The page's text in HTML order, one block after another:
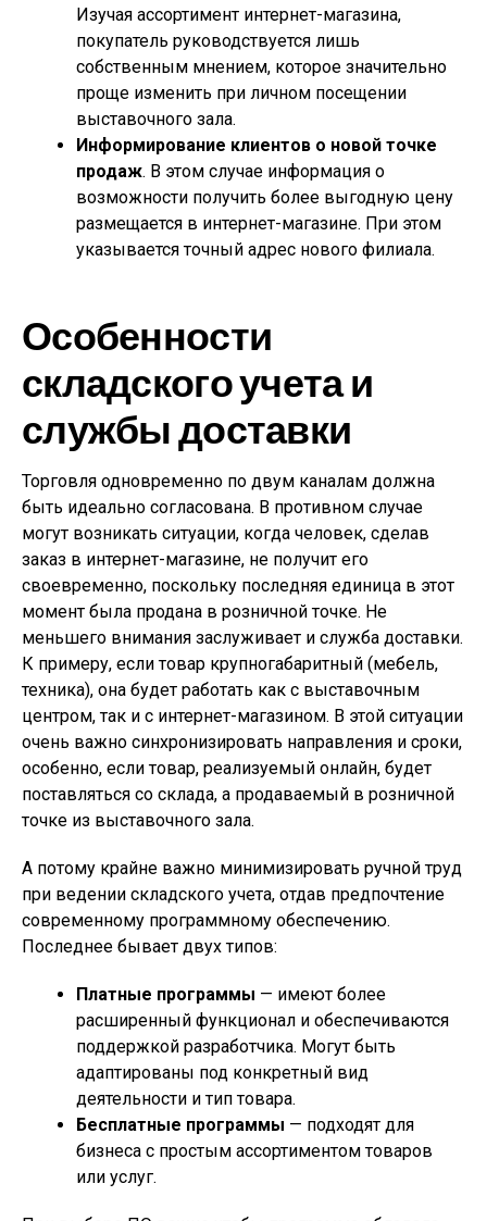
Изучая ассортимент интернет-магазина,
покупатель руководствуется лишь
собственным мнением, которое значительно
проще изменить при личном посещении
выставочного зала.
Информирование клиентов о новой точке
продаж. В этом случае информация о
возможности получить более выгодную цену
размещается в интернет-магазине. При этом
указывается точный адрес нового филиала.
Особенности
складского учета и
службы доставки
Торговля одновременно по двум каналам должна
быть идеально согласована. В противном случае
могут возникать ситуации, когда человек, сделав
заказ в интернет-магазине, не получит его
своевременно, поскольку последняя единица в этот
момент была продана в розничной точке. Не
меньшего внимания заслуживает и служба доставки.
К примеру, если товар крупногабаритный (мебель,
техника), она будет работать как с выставочным
центром, так и с интернет-магазином. В этой ситуации
очень важно синхронизировать направления и сроки,
особенно, если товар, реализуемый онлайн, будет
поставляться со склада, а продаваемый в розничной
точке из выставочного зала.
А потому крайне важно минимизировать ручной труд
при ведении складского учета, отдав предпочтение
современному программному обеспечению.
Последнее бывает двух типов:
Платные программы — имеют более
расширенный функционал и обеспечиваются
поддержкой разработчика. Могут быть
адаптированы под конкретный вид
деятельности и тип товара.
Бесплатные программы — подходят для
бизнеса с простым ассортиментом товаров
или услуг.